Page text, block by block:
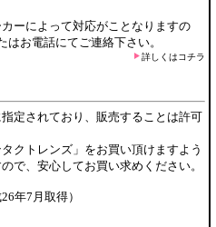
ーによって対応がことなりますの
お電話にてご連絡下さい。
詳しくはコチラ
定されており、販売することは許可
クトレンズ」をお買い頂けますよう
で、安心してお買い求めください。
年7月取得）